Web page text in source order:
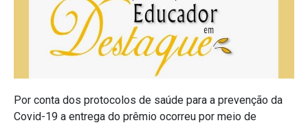
Por conta dos protocolos de saúde para a prevenção da
Covid-19 a entrega do prêmio ocorreu por meio de